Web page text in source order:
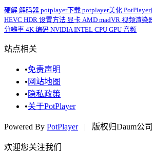
硬解 解码器 potplayer下载 potplayer美化
HEVC HDR 设置方法 显卡 AMD madVR 视频渲染
分辨率 4K 编码 NVIDIAINTEL CPU GPU 音频
站点相关
•免责声明
• 网站地图
• 隐私政策
•关于PotPlayer
Powered By PotPlayer| 版权归Daum公司
欢迎您关注我们